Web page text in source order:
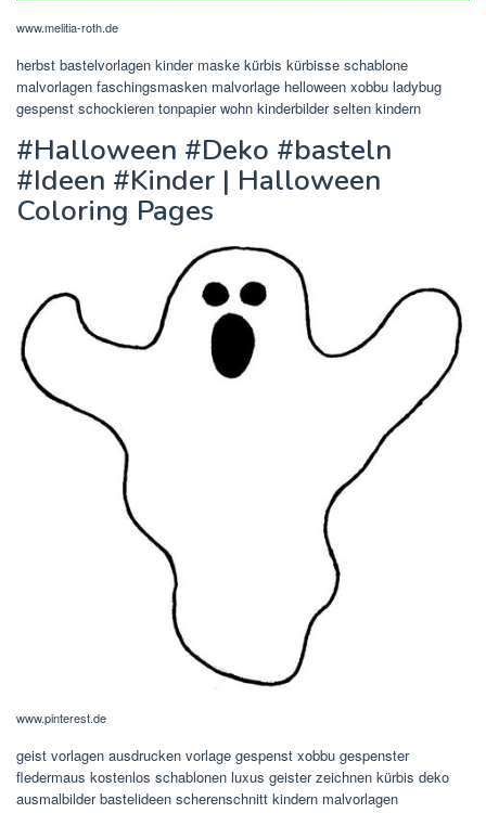
www.melitia-roth.de
herbst bastelvorlagen kinder maske kürbis kürbisse schablone
malvorlagen faschingsmasken malvorlage helloween xobbu ladybug
gespenst schockieren tonpapier wohn kinderbilder selten kindern
#Halloween #Deko #basteln
#Ideen #Kinder | Halloween
Coloring Pages
www.pinterest.de
geist vorlagen ausdrucken vorlage gespenst xobbu gespenster
fledermaus kostenlos schablonen luxus geister zeichnen kürbis deko
ausmalbilder bastelideen scherenschnitt kindern malvorlagen